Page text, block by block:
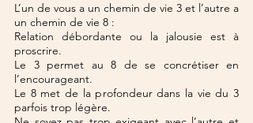
L’un de vous a un chemin de vie 3 et l’autre a
un chemin de vie 8 :
Relation débordante ou la jalousie est à
proscrire.
Le 3 permet au 8 de se concrétiser en
l’encourageant.
Le 8 met de la profondeur dans la vie du 3
parfois trop légère.